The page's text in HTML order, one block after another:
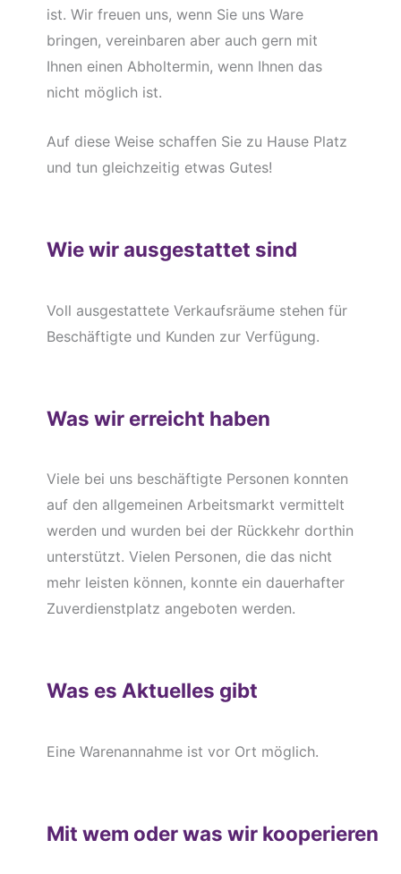
ist. Wir freuen uns, wenn Sie uns Ware
bringen, vereinbaren aber auch gern mit
Ihnen einen Abholtermin, wenn Ihnen das
nicht möglich ist.
Auf diese Weise schaffen Sie zu Hause Platz
und tun gleichzeitig etwas Gutes!
Wie wir ausgestattet sind
Voll ausgestattete Verkaufsräume stehen für
Beschäftigte und Kunden zur Verfügung.
Was wir erreicht haben
Viele bei uns beschäftigte Personen konnten
auf den allgemeinen Arbeitsmarkt vermittelt
werden und wurden bei der Rückkehr dorthin
unterstützt. Vielen Personen, die das nicht
mehr leisten können, konnte ein dauerhafter
Zuverdienstplatz angeboten werden.
Was es Aktuelles gibt
Eine Warenannahme ist vor Ort möglich.
Mit wem oder was wir kooperieren